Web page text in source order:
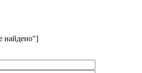
найдено"]